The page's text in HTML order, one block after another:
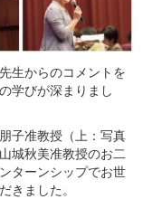
生からのコメントを
学びが深まりまし
子准教授（上：写真
城秋美准教授のお二
ターンシップでお世
きました。